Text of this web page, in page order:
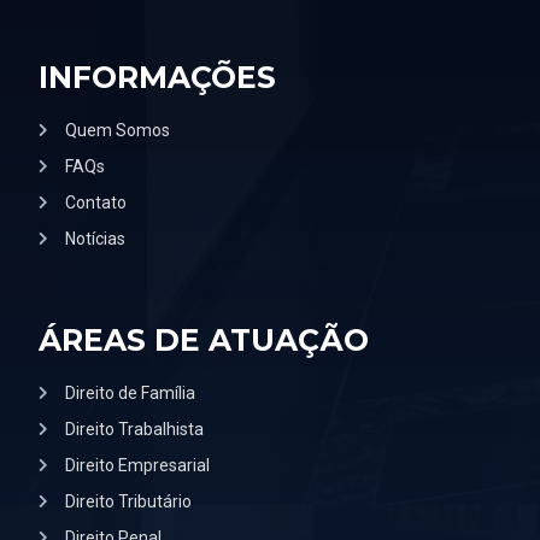
ÁREAS DE ATUAÇÃO
Direito de Família
Direito Trabalhista
Direito Empresarial
Direito Tributário
INFORMAÇÕES
Quem Somos
FAQs
Contato
Notícias